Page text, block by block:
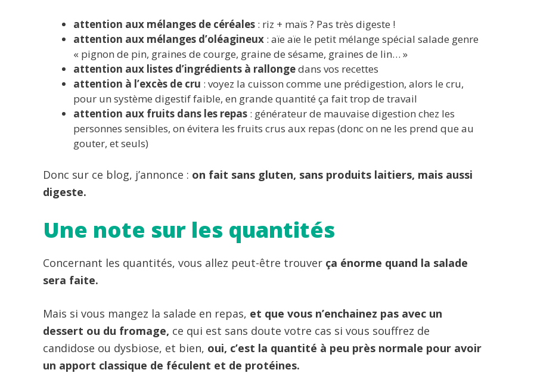
attention aux mélanges de céréales : riz + maïs ? Pas très digeste !
attention aux mélanges d’oléagineux : aïe aïe le petit mélange spécial salade genre
« pignon de pin, graines de courge, graine de sésame, graines de lin… »
attention aux listes d’ingrédients à rallongedans vos recettes
attention à l’excès de cru : voyez la cuisson comme une prédigestion, alors le cru,
pour un système digestif faible, en grande quantité ça fait trop de travail
attention aux fruits dans les repas : générateur de mauvaise digestion chez les
personnes sensibles, on évitera les fruits crus aux repas (donc on ne les prend que au
gouter, et seuls)
Donc sur ce blog, j’annonce : on fait sans gluten, sans produits laitiers, mais aussi
digeste.
Une note sur les quantités
Concernant les quantités, vous allez peut-être trouver ça énorme quand la salade
sera faite.
Mais si vous mangez la salade en repas, et que vous n’enchainez pas avec un
dessert ou du fromage, ce qui est sans doute votre cas si vous souffrez de
candidose ou dysbiose, et bien, oui, c’est la quantité à peu près normale pour avoir
un apport classique de féculent et de protéines.